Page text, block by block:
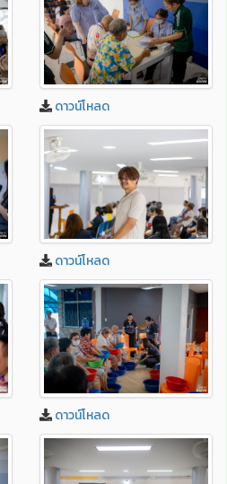
ดาวน์โหลด
ดาวน์โหลด
ดาวน์โหลด